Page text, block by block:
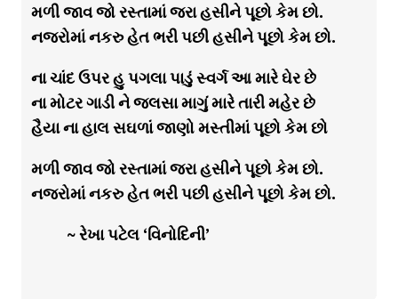
મળી જાવ જો રસ્તામાં જરા હસીને પૂછો કેમ છો.
નજરોમાં નકરુ હેત ભરી પછી હસીને પૂછો કેમ છો.
ના ચાંદ ઉપર હુ પગલા પાડું સ્વર્ગ આ મારે ઘેર છે
ના મોટર ગાડી ને જલસા માગું મારે તારી મહેર છે
હૈયા ના હાલ સઘળાં જાણો મસ્તીમાં પૂછો કેમ છો
મળી જાવ જો રસ્તામાં જરા હસીને પૂછો કેમ છો.
નજરોમાં નકરુ હેત ભરી પછી હસીને પૂછો કેમ છો.
~ રેખા પટેલ ‘વિનોદિની’